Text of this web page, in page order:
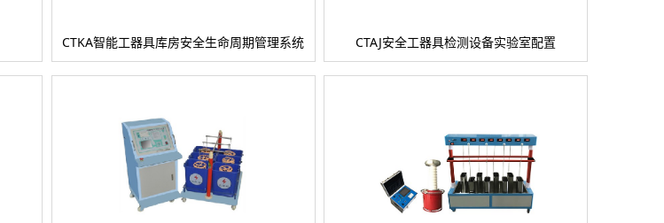
CTKA智能工器具库房安全生命周期管理系统 CTAJ安全工器具检测设备实验室配置